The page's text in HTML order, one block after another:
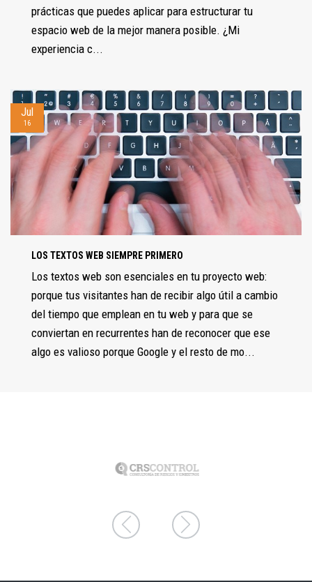
prácticas que puedes aplicar para estructurar tu
espacio web de la mejor manera posible. ¿Mi
experiencia c...
Jul
16
LOS TEXTOS WEB SIEMPRE PRIMERO
Los textos web son esenciales en tu proyecto web:
porque tus visitantes han de recibir algo útil a cambio
del tiempo que emplean en tu web y para que se
conviertan en recurrentes han de reconocer que ese
algo es valioso porque Google y el resto de mo...